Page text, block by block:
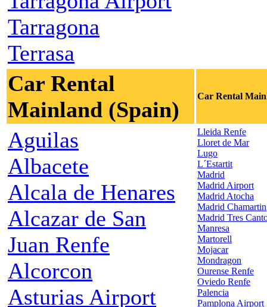
Tarragona
Terrasa
Car Rental
Mainland (Spain)
Car Rental
Aguilas
Albacete
Alcala de Henares
Alcazar de San
Juan Renfe
Alcorcon
Asturias Airport
Lleida Renfe
Lloret de Mar
Lugo
L´Estartit
Madrid
Madrid Airport
Madrid Atocha
Madrid Chamartin
Madrid Tres
Manresa
Martorell
Mojacar
Mondragon
Ourense Renfe
Oviedo Renfe
Palencia
Pamplona Airport